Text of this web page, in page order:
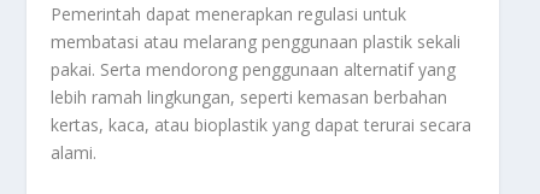
Pemerintah dapat menerapkan regulasi untuk
membatasi atau melarang penggunaan plastik sekali
pakai. Serta mendorong penggunaan alternatif yang
lebih ramah lingkungan, seperti kemasan berbahan
kertas, kaca, atau bioplastik yang dapat terurai secara
alami.